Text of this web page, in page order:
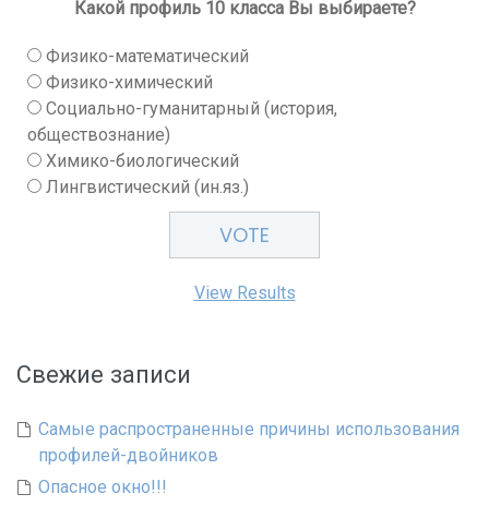
Какой профиль 10 класса Вы выбираете?
Физико-математический
Физико-химический
Социально-гуманитарный (история,
обществознание)
Химико-биологический
Лингвистический (ин.яз.)
View Results
Свежие записи
Самые распространенные причины использования
профилей-двойников
Опасное окно!!!